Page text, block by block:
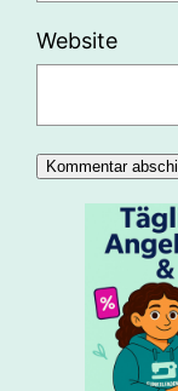
Website